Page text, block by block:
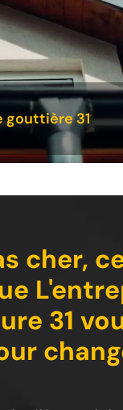
gouttière 31
cher,
31